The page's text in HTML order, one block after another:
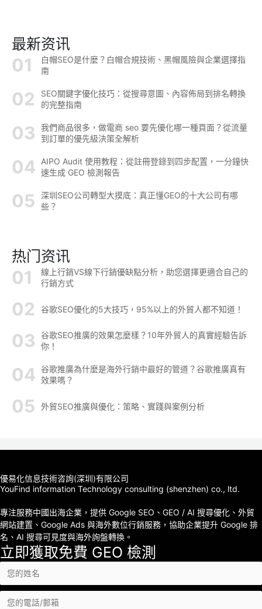
最新资讯
白帽SEO是什麼？白帽合規技術、黑帽風險與企業選擇指
南
SEO關鍵字優化技巧：從搜尋意圖、內容佈局到排名轉換
的完整指南
我們商品很多，做電商 seo 要先優化哪一種頁面？從流量
到訂單的優先級決策全解析
AIPO Audit 使用教程：從註冊登錄到四步配置，一分鐘快
速生成 GEO 檢測報告
深圳SEO公司轉型大摸底：真正懂GEO的十大公司有哪
些？
热门资讯
線上行銷VS線下行銷優缺點分析，助您選擇更適合自己的
行銷方式
谷歌SEO優化的5大技巧，95%以上的外貿人都不知道！
谷歌SEO推廣的效果怎麼樣？10年外貿人的真實經驗告訴
你！
谷歌推廣為什麼是海外行銷中最好的管道？谷歌推廣真有
效果嗎？
外貿SEO推廣與優化：策略、實踐與案例分析
優易化信息技術咨詢(深圳)有限公司
YouFind information Technology consulting (shenzhen) co., ltd.
專注服務中國出海企業，提供 Google SEO、GEO / AI 搜尋優化、外貿
網站建置、Google Ads 與海外數位行銷服務，協助企業提升 Google 排
名、AI 搜尋可見度與海外詢盤轉換。
立即獲取免費 GEO 檢測